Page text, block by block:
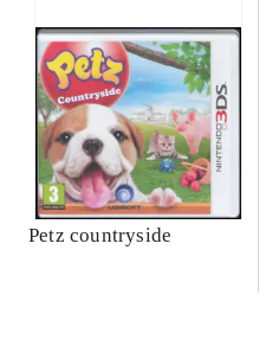
Petz countryside